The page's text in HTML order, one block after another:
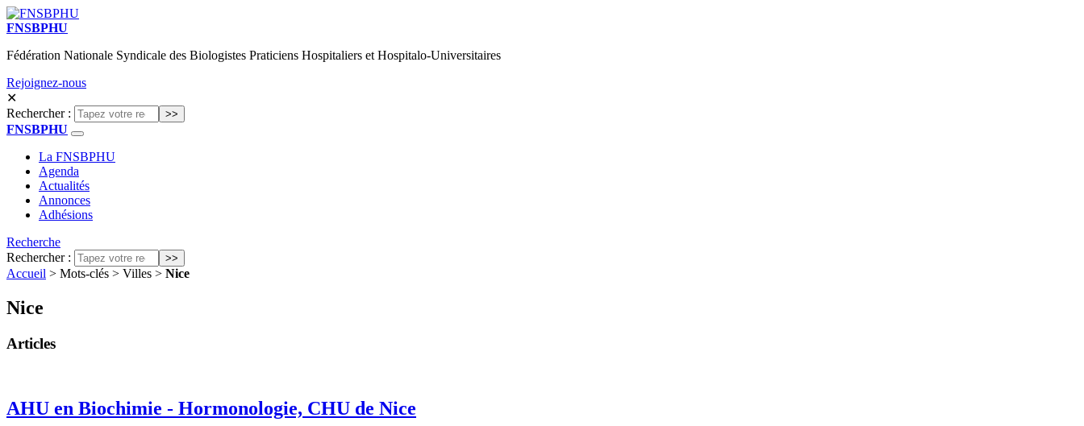
FNSBPHU
Fédération Nationale Syndicale des Biologistes Praticiens Hospitaliers et Hospitalo-Universitaires
Rejoignez-nous
✕
Rechercher :
FNSBPHU
La FNSBPHU
Agenda
Actualités
Annonces
Adhésions
Recherche
Rechercher :
Accueil > Mots-clés > Villes > Nice
Nice
Articles
AHU en Biochimie - Hormonologie, CHU de Nice